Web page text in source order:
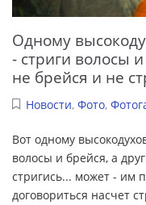
Одному
- стриги волосы
не брейся и не
Новости, Фото,
Вот одному
волосы и брейся, а
стригись... может - им
договориться насчет